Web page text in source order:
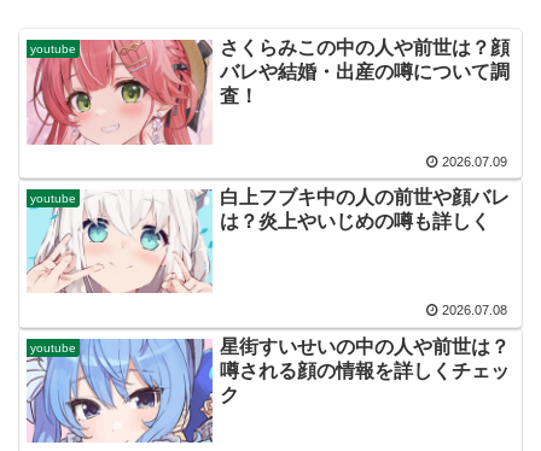
youtube
さくらみこの中の人や前世は？顔
バレや結婚・出産の噂について調
査！
2026.07.09
youtube
白上フブキ中の人の前世や顔バレ
は？炎上やいじめの噂も詳しく
2026.07.08
youtube
星街すいせいの中の人や前世は？
噂される顔の情報を詳しくチェッ
ク